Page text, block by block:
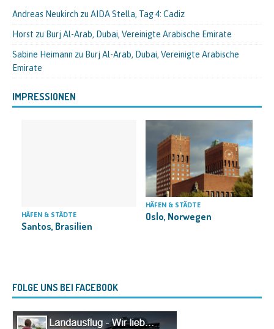
Andreas Neukirch zuAIDA Stella, Tag 4: Cadiz
Horst zu Burj Al-Arab, Dubai, Vereinigte Arabische Emirate
Sabine Heimann zu Burj Al-Arab, Dubai, Vereinigte Arabische
Emirate
IMPRESSIONEN
HÄFEN & STÄDTE
Santos, Brasilien
HÄFEN & STÄDTE
Oslo, Norwegen
FOLGE UNS BEI FACEBOOK